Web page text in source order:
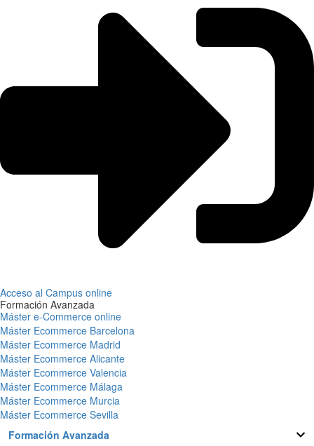
Acceso al Campus online
Formación Avanzada
Máster e-Commerce online
Máster Ecommerce Barcelona
Máster Ecommerce Madrid
Máster Ecommerce Alicante
Máster Ecommerce Valencia
Máster Ecommerce Málaga
Máster Ecommerce Murcia
Máster Ecommerce Sevilla
Formación Avanzada